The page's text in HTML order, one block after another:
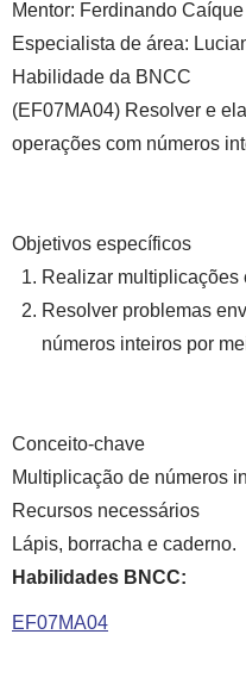
Mentor: Ferdinando
Especialista de área:
Habilidade da BNCC
(EF07MA04) Resolver e
operações com números
Objetivos específicos
Realizar multiplicações
Resolver problemas
números inteiros por
Conceito-chave
Multiplicação de números
Recursos necessários
Lápis, borracha e caderno.
Habilidades BNCC:
EF07MA04